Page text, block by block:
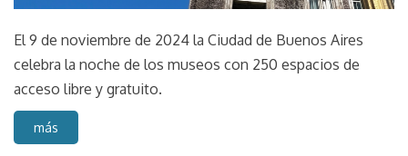
El 9 de noviembre de 2024 la Ciudad de Buenos Aires
celebra la noche de los museos con 250 espacios de
acceso libre y gratuito.
más